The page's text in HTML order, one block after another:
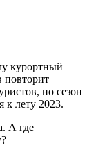
курортный
повторит
но сезон
к лету 2023.
А где